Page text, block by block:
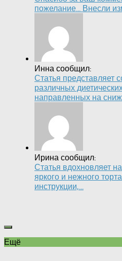
пожелание... Внесли
Инна сообщил:
Статья представляет
различных
направленных на
Ирина сообщил:
Статья вдохновляет
яркого и нежного
инструкции,...
Ещё